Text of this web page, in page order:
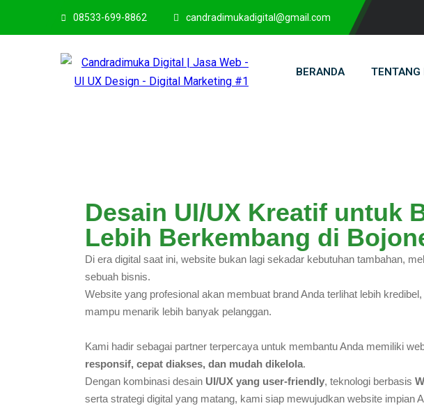
08533-699-8862 candradimukadigital@gmail.com
BERANDA TENTANG
Desain UI/UX Kreatif untuk
Lebih Berkembang di
Di era digital saat ini, website bukan lagi sekadar kebutuhan tambahan,
sebuah bisnis.
Website yang profesional akan membuat brand Anda terlihat lebih
mampu menarik lebih banyak pelanggan.
Kami hadir sebagai partner terpercaya untuk membantu Anda memiliki
responsif, cepat diakses, dan mudah dikelola.
Dengan kombinasi desain UI/UX yang user-friendly, teknologi berbasis
serta strategi digital yang matang, kami siap mewujudkan website impian